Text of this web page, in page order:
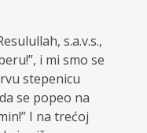
s.a.v.s.,
i mi smo se
stepenicu
se popeo na
I na trećoj